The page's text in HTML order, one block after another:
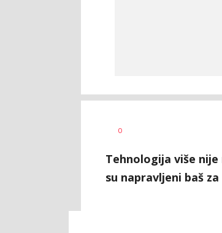
AUTOR
0
Tehnologija više
su napravljeni baš